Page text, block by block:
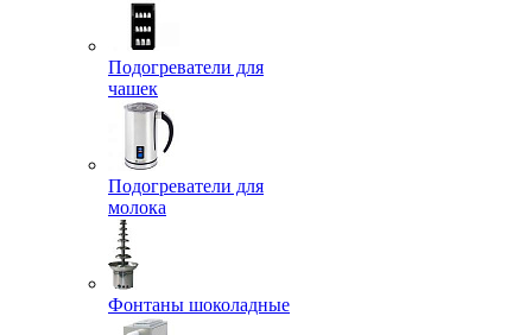
Подогреватели для
чашек
Подогреватели для
молока
Фонтаны шоколадные